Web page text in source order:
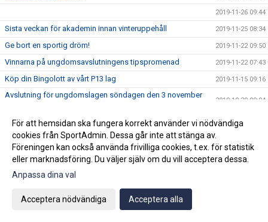
2019-11-26 09:44
Sista veckan för akademin innan vinteruppehåll 2019-11-25 08:34
Ge bort en sportig dröm! 2019-11-22 09:50
Vinnarna på ungdomsavslutningens tipspromenad 2019-11-22 07:43
Köp din Bingolott av vårt P13 lag 2019-11-15 09:16
Avslutning för ungdomslagen söndagen den 3 november
2019-10-30 09:04
2019-10-19 10:02
Vi välkomnar Mikael " Ragge" Ragvald till ÄFF 2019-08-28 11:46
F17 FÖR- EM Spanien - Sverige 2019-08-18 08:20
Sommarproffsläger 2019
ÄFF söker matchsekreterare
För att hemsidan ska fungera korrekt använder vi nödvändiga
cookies från SportAdmin. Dessa går inte att stänga av.
Föreningen kan också använda frivilliga cookies, t.ex. för statistik
eller marknadsföring. Du väljer själv om du vill acceptera dessa.
Anpassa dina val
Acceptera nödvändiga Acceptera alla